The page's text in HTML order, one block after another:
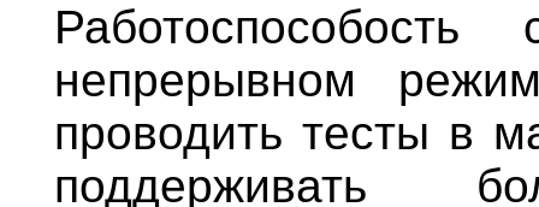
непрерывном
проводить тесты в
поддерживать